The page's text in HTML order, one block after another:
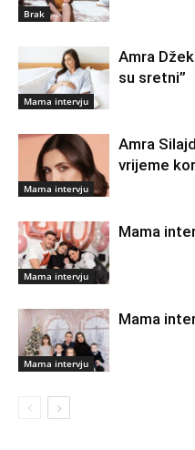
Brak
Mama intervju
Amra
su sretni”
Mama intervju
Amra
vrijeme
Mama intervju
Mama
Mama intervju
Mama